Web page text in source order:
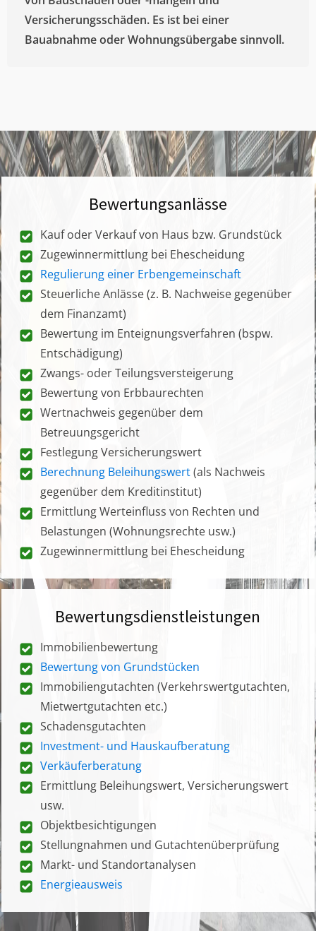
Versicherungsschäden. Es ist bei einer
Bauabnahme oder Wohnungsübergabe sinnvoll.
Bewertungsanlässe
Kauf oder Verkauf von Haus bzw. Grundstück
Zugewinnermittlung bei Ehescheidung
Regulierung einer Erbengemeinschaft
Steuerliche Anlässe (z. B. Nachweise gegenüber
dem Finanzamt)
Bewertung im Enteignungsverfahren (bspw.
Entschädigung)
Zwangs- oder Teilungsversteigerung
Bewertung von Erbbaurechten
Wertnachweis gegenüber dem
Betreuungsgericht
Festlegung Versicherungswert
Berechnung Beleihungswert(als Nachweis
gegenüber dem Kreditinstitut)
Ermittlung Werteinfluss von Rechten und
Belastungen (Wohnungsrechte usw.)
Zugewinnermittlung bei Ehescheidung
Bewertungsdienstleistungen
Immobilienbewertung
Bewertung von Grundstücken
Immobiliengutachten (Verkehrswertgutachten,
Mietwertgutachten etc.)
Schadensgutachten
Investment- und Hauskaufberatung
Verkäuferberatung
Ermittlung Beleihungswert, Versicherungswert
usw.
Objektbesichtigungen
Stellungnahmen und Gutachtenüberprüfung
Markt- und Standortanalysen
Energieausweis